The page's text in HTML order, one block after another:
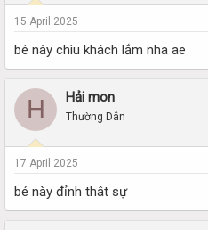
15 April 2025
bé này chìu khách lắm nha ae
H Hải mon
Thường Dân
17 April 2025
bé này đỉnh thât sự